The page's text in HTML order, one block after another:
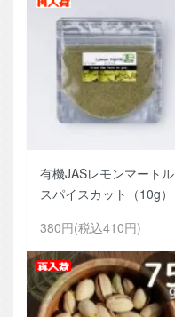
有機JASレモンマートル
スパイスカット（10g）
380円(税込410円)